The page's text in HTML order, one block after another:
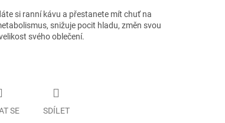
si ranní kávu a přestanete mít chuť na
snižuje pocit hladu, změn svou
svého oblečení.
SE SDÍLET